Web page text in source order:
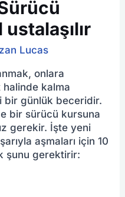
Lucas
onlara
halinde kalma
bir günlük beceridir.
bir sürücü kursuna
gerekir. İşte yeni
aşmaları için 10
şunu gerektirir: